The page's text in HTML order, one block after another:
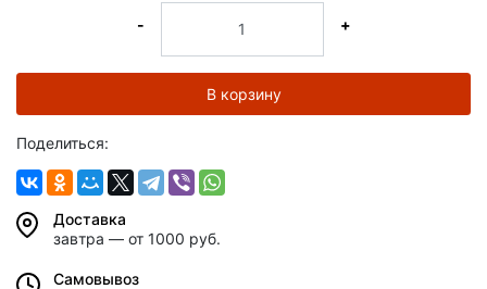
- +
В корзину
Поделиться:
Доставка
завтра — от 1000 руб.
Самовывоз